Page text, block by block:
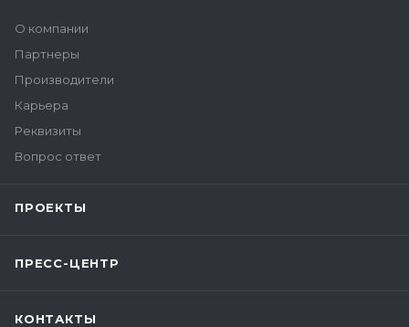
О компании
Партнеры
Производители
Карьера
Реквизиты
Вопрос ответ
ПРОЕКТЫ
ПРЕСС-ЦЕНТР
КОНТАКТЫ